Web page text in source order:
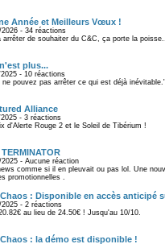
Année et Meilleurs Vœux !
2026 - 34 réactions
arrêter de souhaiter du C&C, ça porte la
plus...
- 10 réactions
ne pouvez pas arrêter ce qui est déjà inévitable."
Alliance
2025 - 3 réactions
d'Alerte Rouge 2 et le Soleil de Tibérium !
2025 - Aucune réaction
comme si il en pleuvait ou pas lol. Une
promotionnelles .
: Disponible en accès anticipé
2025 - 2 réactions
au lieu de 24.50€ ! Jusqu'au 10/10.
: la démo est disponible !